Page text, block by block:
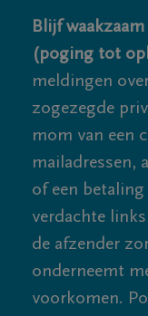
Blijf
(poging tot
meldingen
zogezegde
mom van een
mailadressen,
of een
verdachte
de afzender
onderneemt
voorkomen.